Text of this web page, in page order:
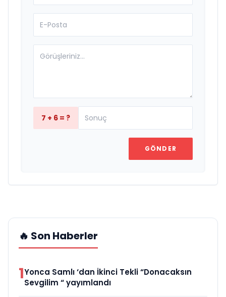
7 + 6 = ?
GÖNDER
🔥 Son Haberler
1Yonca Samlı ‘dan İkinci Tekli “Donacaksın
Sevgilim “ yayımlandı